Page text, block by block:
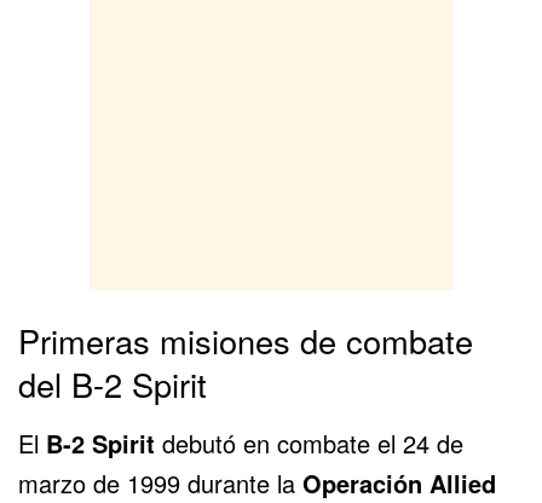
Primeras misiones de combate
del B-2 Spirit
El B-2 Spirit debutó en combate el 24 de
marzo de 1999 durante la Operación Allied